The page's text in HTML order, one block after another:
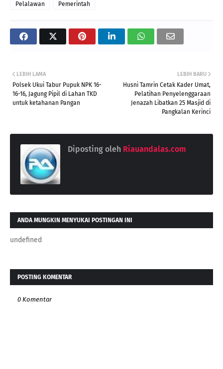
Pelalawan Pemerintah
LEBIH BARU
Husni Tamrin Cetak Kader Umat,
Pelatihan Penyelenggaraan
Jenazah Libatkan 25 Masjid di
Pangkalan Kerinci
LEBIH LAMA
Polsek Ukui Tabur Pupuk NPK 16-
16-16, Jagung Pipil di Lahan TKD
untuk ketahanan Pangan
Diposting oleh Riauandalas.com
ANDA MUNGKIN MENYUKAI POSTINGAN INI
undefined
POSTING KOMENTAR
0 Komentar